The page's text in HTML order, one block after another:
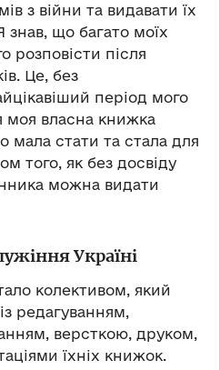
з війни та видавати їх
знав, що багато моїх
розповісти після
Це, без
період мого
моя власна книжка
стати та стала для
того, як без досвіду
можна видати
Україні
колективом, який
редагуванням,
версткою, друком,
їхніх книжок.